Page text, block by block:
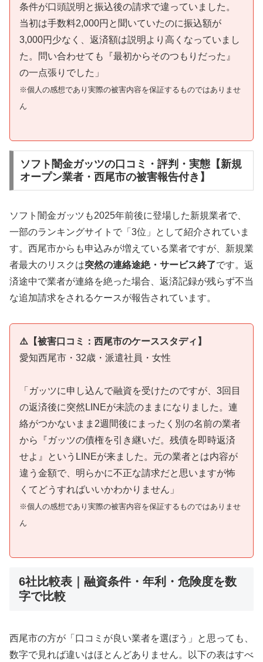
条件が口頭説明と振込後の請求で違っていました。
当初は手数料2,000円と聞いていたのに振込額が
3,000円少なく、返済額は説明より高くなっていまし
た。問い合わせても『最初からそのつもりだった』
の一点張りでした」
※個人の感想であり実際の被害内容を保証するものではありませ
ん
ソフト闇金ガッツの口コミ・評判・実態【新規
オープン業者・西尾市の被害報告付き】
ソフト闇金ガッツも2025年前後に登場した新規業者で、
一部のランキングサイトで「3位」として紹介されていま
す。西尾市からも申込みが増えている業者ですが、新規業
者最大のリスクは突然の連絡途絶・サービス終了です。返
済途中で業者が連絡を絶った場合、返済記録が残らず不当
な追加請求をされるケースが報告されています。
⚠️【被害口コミ：西尾市のケーススタディ】
愛知西尾市・32歳・派遣社員・女性
「ガッツに申し込んで融資を受けたのですが、3回目
の返済後に突然LINEが未読のままになりました。連
絡がつかないまま2週間後にまったく別の名前の業者
から『ガッツの債権を引き継いだ。残債を即時返済
せよ』というLINEが来ました。元の業者とは内容が
違う金額で、明らかに不正な請求だと思いますが怖
くてどうすればいいかわかりません」
※個人の感想であり実際の被害内容を保証するものではありませ
ん
6社比較表｜融資条件・年利・危険度を数
字で比較
西尾市の方が「口コミが良い業者を選ぼう」と思っても、
数字で見れば違いはほとんどありません。以下の表はすべ